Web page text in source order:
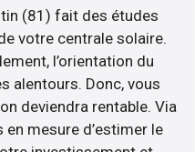
(81) fait des études
votre centrale solaire.
l’orientation du
alentours. Donc, vous
deviendra rentable. Via
mesure d’estimer le